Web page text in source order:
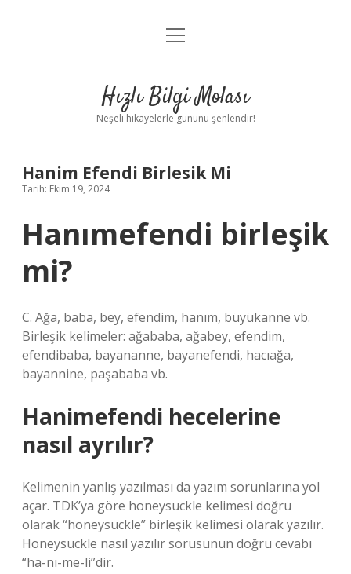
Anasayfa
Yasal Uyarı
menüyü
Hızlı Bilgi Molası
Neşeli hikayelerle gününü şenlendir!
Hanim Efendi Birlesik Mi
Tarih: Ekim 19, 2024
Hanımefendi birleşik
mi?
C. Ağa, baba, bey, efendim, hanım, büyükanne vb.
Birleşik kelimeler: ağababa, ağabey, efendim,
efendibaba, bayananne, bayanefendi, hacıağa,
bayannine, paşababa vb.
Hanimefendi hecelerine
nasıl ayrılır?
Kelimenin yanlış yazılması da yazım sorunlarına yol
açar. TDK’ya göre honeysuckle kelimesi doğru
olarak “honeysuckle” birleşik kelimesi olarak yazılır.
Honeysuckle nasıl yazılır sorusunun doğru cevabı
“ha-nı-me-li”dir.